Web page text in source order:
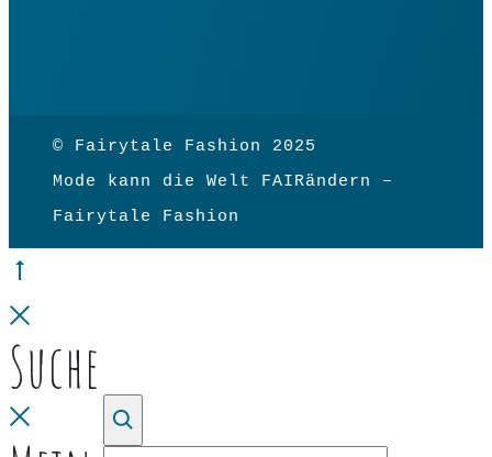
© Fairytale Fashion 2025
Mode kann die Welt FAIRändern –
Fairytale Fashion
top
Suche